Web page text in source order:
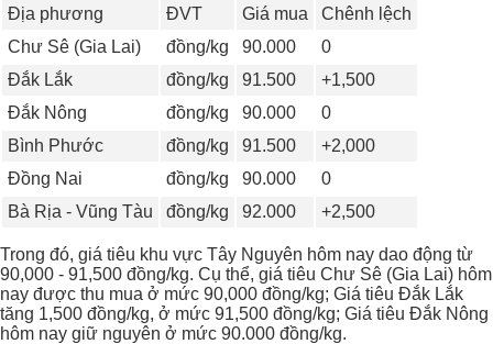
Địa phương ĐVT Giá mua
Chênh lệch
Chư Sê (Gia Lai)
đồng/kg 90.000
0
Đắk Lắk
đồng/kg 91.500
+1,500
Đắk Nông
đồng/kg 90.000
0
Bình Phước
đồng/kg 91.500
+2,000
Đồng Nai
đồng/kg 90.000
0
Bà Rịa - Vũng Tàu
đồng/kg 92.000 +2,500
Trong đó, giá tiêu khu vực Tây Nguyên hôm nay dao động từ
90,000 - 91,500 đồng/kg. Cụ thể, giá tiêu Chư Sê (Gia Lai) hôm
nay được thu mua ở mức 90,000 đồng/kg; Giá tiêu Đắk Lắk
tăng 1,500 đồng/kg, ở mức 91,500 đồng/kg; Giá tiêu Đắk Nông
hôm nay giữ nguyên ở mức 90.000 đồng/kg.